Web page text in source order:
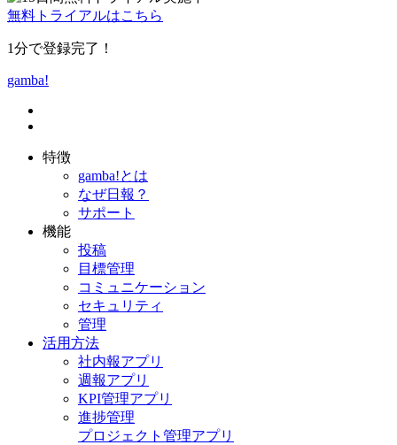
無料トライアルはこちら
1分で登録完了！
gamba!
特徴
gamba!とは
なぜ日報？
サポート
機能
投稿
目標管理
コミュニケーション
セキュリティ
管理
活用方法
社内報アプリ
週報アプリ
KPI管理アプリ
進捗管理
プロジェクト管理アプリ